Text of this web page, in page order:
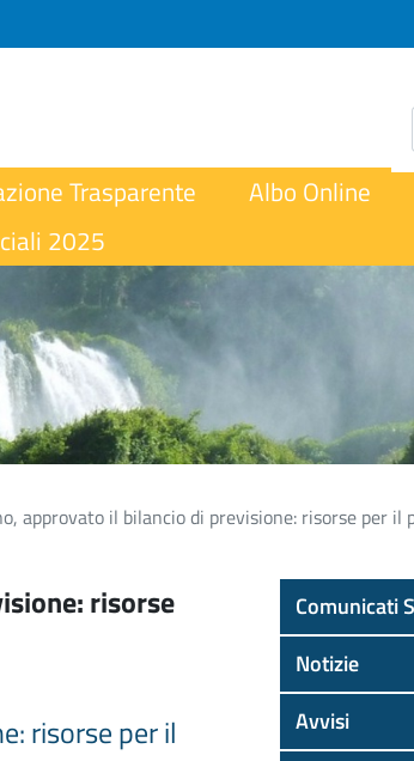
Trasparente Albo Online
2025
approvato il bilancio di previsione: risorse per
risorse
risorse per il
Comunicati
Notizie
Avvisi